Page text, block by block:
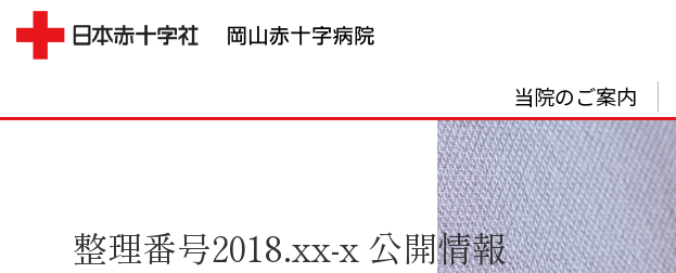
当院のご案内
整理番号2018.xx-x 公開情報